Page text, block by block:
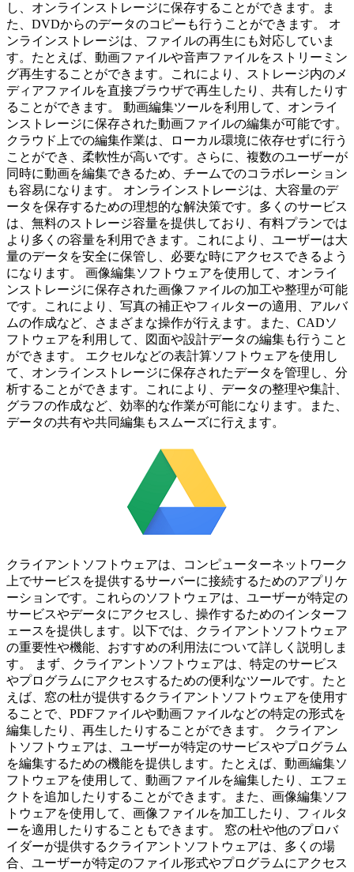
し、オンラインストレージに保存することができます。ま
た、DVDからのデータのコピーも行うことができます。 オ
ンラインストレージは、ファイルの再生にも対応していま
す。たとえば、動画ファイルや音声ファイルをストリーミン
グ再生することができます。これにより、ストレージ内のメ
ディアファイルを直接ブラウザで再生したり、共有したりす
ることができます。 動画編集ツールを利用して、オンライ
ンストレージに保存された動画ファイルの編集が可能です。
クラウド上での編集作業は、ローカル環境に依存せずに行う
ことができ、柔軟性が高いです。さらに、複数のユーザーが
同時に動画を編集できるため、チームでのコラボレーション
も容易になります。 オンラインストレージは、大容量のデ
ータを保存するための理想的な解決策です。多くのサービス
は、無料のストレージ容量を提供しており、有料プランでは
より多くの容量を利用できます。これにより、ユーザーは大
量のデータを安全に保管し、必要な時にアクセスできるよう
になります。 画像編集ソフトウェアを使用して、オンライ
ンストレージに保存された画像ファイルの加工や整理が可能
です。これにより、写真の補正やフィルターの適用、アルバ
ムの作成など、さまざまな操作が行えます。また、CADソ
フトウェアを利用して、図面や設計データの編集も行うこと
ができます。 エクセルなどの表計算ソフトウェアを使用し
て、オンラインストレージに保存されたデータを管理し、分
析することができます。これにより、データの整理や集計、
グラフの作成など、効率的な作業が可能になります。また、
データの共有や共同編集もスムーズに行えます。
クライアントソフトウェアは、コンピューターネットワーク
上でサービスを提供するサーバーに接続するためのアプリケ
ーションです。これらのソフトウェアは、ユーザーが特定の
サービスやデータにアクセスし、操作するためのインターフ
ェースを提供します。以下では、クライアントソフトウェア
の重要性や機能、おすすめの利用法について詳しく説明しま
す。 まず、クライアントソフトウェアは、特定のサービス
やプログラムにアクセスするための便利なツールです。たと
えば、窓の杜が提供するクライアントソフトウェアを使用す
ることで、PDFファイルや動画ファイルなどの特定の形式を
編集したり、再生したりすることができます。 クライアン
トソフトウェアは、ユーザーが特定のサービスやプログラム
を編集するための機能を提供します。たとえば、動画編集ソ
フトウェアを使用して、動画ファイルを編集したり、エフェ
クトを追加したりすることができます。また、画像編集ソフ
トウェアを使用して、画像ファイルを加工したり、フィルタ
ーを適用したりすることもできます。 窓の杜や他のプロバ
イダーが提供するクライアントソフトウェアは、多くの場
合、ユーザーが特定のファイル形式やプログラムにアクセス